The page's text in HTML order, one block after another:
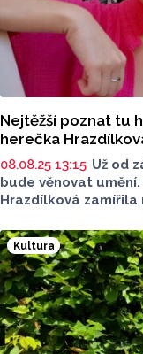
Nejtěžší poznat tu
herečka
08.08.25 13:15 Už od
bude věnovat
Hrazdílková zamířila
škole. Dnes patří k
Tramtarie. Jak se jí
si myslela, že snad
Kultura